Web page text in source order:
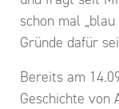
schon mal
Gründe dafür
Bereits am
Geschichte von